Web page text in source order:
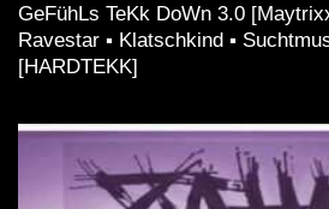
GeFühLs TeKk DoWn 3.0
Ravestar ▪ Klatschkind ▪
[HARDTEKK]